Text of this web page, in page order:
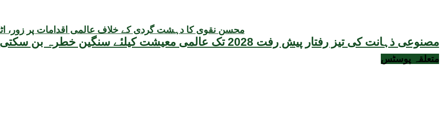
مصنوعی ذہانت کی تیز رفتار پیش رفت 2028 تک عالمی معیشت کیلئے سنگین خطرہ بن سکتی ہے، نئی تحقیق کا انتباہ
محسن نقوی کا دہشت گردی کے خلاف عالمی اقدامات پر زور،
متعلقہ پوسٹس